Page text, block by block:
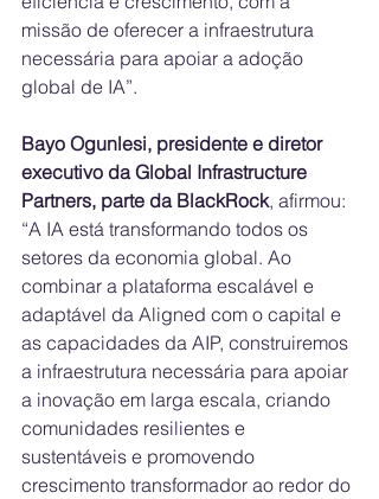
missão de oferecer a infraestrutura
necessária para apoiar a adoção
global de IA”.
Bayo Ogunlesi, presidente e diretor
executivo da Global Infrastructure
Partners, parte da BlackRock, afirmou:
“A IA está transformando todos os
setores da economia global. Ao
combinar a plataforma escalável e
adaptável da Aligned com o capital e
as capacidades da AIP, construiremos
a infraestrutura necessária para apoiar
a inovação em larga escala, criando
comunidades resilientes e
sustentáveis e promovendo
crescimento transformador ao redor do